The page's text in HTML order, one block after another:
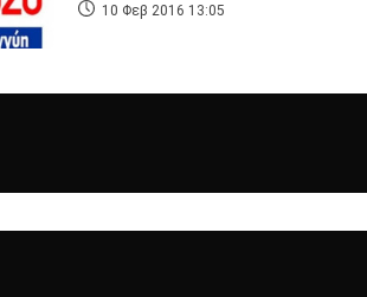
10 Φεβ 2016 13:05